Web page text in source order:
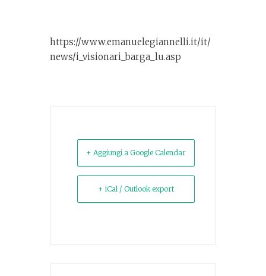
https://www.emanuelegiannelli.it/it/
news/i_visionari_barga_lu.asp
+ Aggiungi a Google Calendar
+ iCal / Outlook export